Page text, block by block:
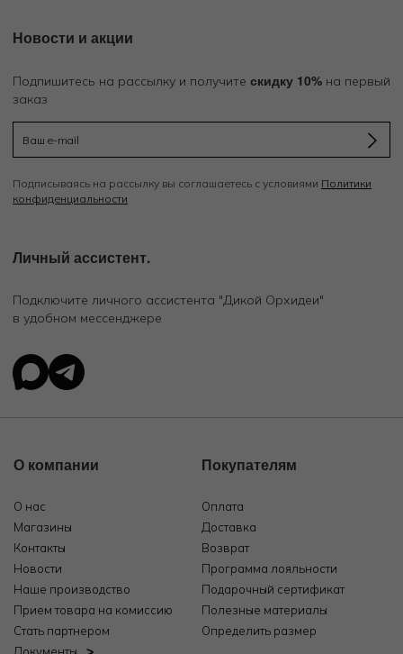
Новости и акции
Подпишитесь на рассылку и получите скидку 10% на первый
заказ
Подписываясь на рассылку вы соглашаетесь с условиями Политики
конфиденциальности
Личный ассистент.
Подключите личного ассистента "Дикой Орхидеи"
в удобном мессенджере
О компании
О нас
Магазины
Контакты
Новости
Наше производство
Прием товара на комиссию
Стать партнером
Покупателям
Оплата
Доставка
Возврат
Программа лояльности
Подарочный сертификат
Полезные материалы
Определить размер